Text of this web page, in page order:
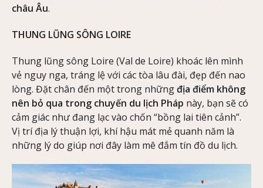
châu Âu.
THUNG LŨNG SÔNG LOIRE
Thung lũng sông Loire (Val de Loire) khoác lên mình
vẻ nguy nga, tráng lệ với các tòa lâu đài, đẹp đến nao
lòng. Đặt chân đến một trong nhữngđịa điểm không
nên bỏ qua trong chuyến du lịch Pháp này, bạn sẽ có
cảm giác như đang lạc vào chốn “bồng lai tiên cảnh”.
Vị trí địa lý thuận lợi, khí hậu mát mẻ quanh năm là
những lý do giúp nơi đây làm mê đắm tín đồ du lịch.